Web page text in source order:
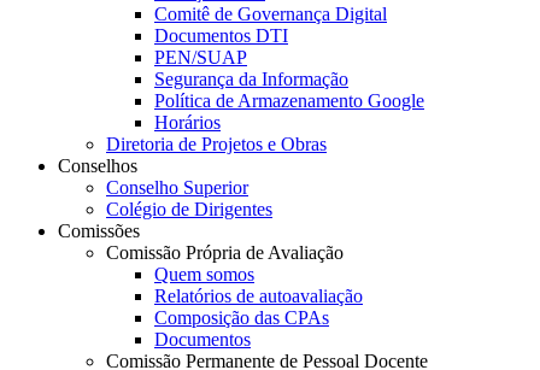
Comitê de Governança Digital
Documentos DTI
PEN/SUAP
Segurança da Informação
Política de Armazenamento Google
Horários
Diretoria de Projetos e Obras
Conselhos
Conselho Superior
Colégio de Dirigentes
Comissões
Comissão Própria de Avaliação
Quem somos
Relatórios de autoavaliação
Composição das CPAs
Documentos
Comissão Permanente de Pessoal Docente